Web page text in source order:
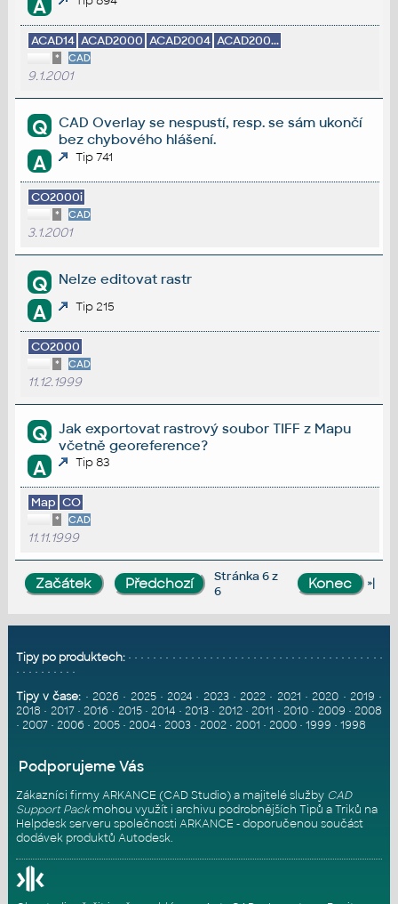
A
ACAD14 ACAD2000 ACAD2004 ACAD200...
* CAD
9.1.2001
Q
CAD Overlay se nespustí, resp. se sám ukončí
bez chybového hlášení.
A Tip 741
CO2000i
* CAD
3.1.2001
Q Nelze editovat rastr
A Tip 215
CO2000
* CAD
11.12.1999
Q
Jak exportovat rastrový soubor TIFF z Mapu
včetně georeference?
A Tip 83
Map CO
* CAD
11.11.1999
Stránka 6 z
6
»|
Tipy po produktech: • • • • • • • • • • • • • • • • • • • • • • • • • • • • • • • • • • • • • • • • •
• • • • • • • • • •
Tipy v čase: • 2026 • 2025•2024 • 2023•2022 • 2021 •2020 • 2019 •
2018 • 2017•2016 • 2015•2014 •2013 • 2012•2011 • 2010• 2009 •2008
• 2007• 2006• 2005• 2004• 2003• 2002• 2001 • 2000• 1999 • 1998
Podporujeme Vás
Zákazníci firmy ARKANCE (CAD Studio) a majitelé služby CAD
Support Packmohou využít i archivu podrobnějších Tipů a Triků na
Helpdesk serveru společnosti ARKANCE - doporučenou součást
dodávek produktů Autodesk.